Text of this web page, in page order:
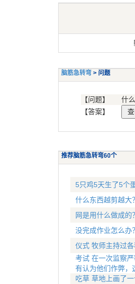
脑筋急转弯 > 问题
【问题】
什
【答案】
推荐脑筋急转弯60个
5只鸡5天生了5个
什么东西越剪越大？
网是用什么做成的？
没完成作业怎么办？
仪式 牧师主持过
考试 在一次监察
有认为他们作弊，
吃草 草地上画了